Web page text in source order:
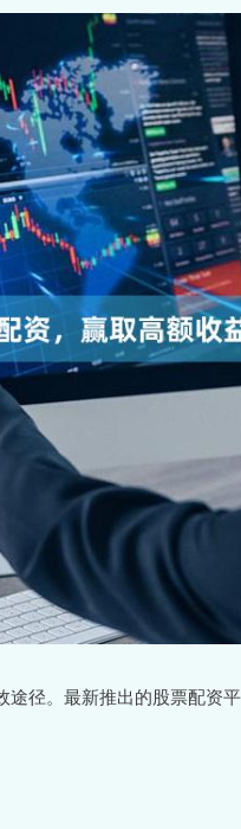
径。最新推出的股票配资